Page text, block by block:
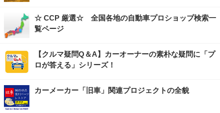
☆ CCP 厳選☆ 全国各地の自動車プロショップ検索一
覧ページ
【クルマ疑問Q＆A】カーオーナーの素朴な疑問に「プ
ロが答える」シリーズ！
カーメーカー「旧車」関連プロジェクトの全貌